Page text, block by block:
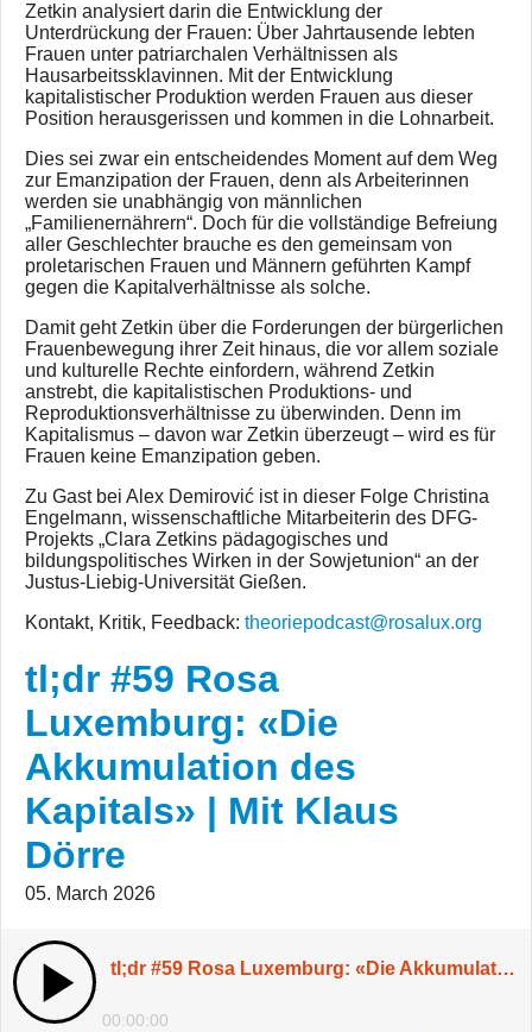
Zetkin analysiert darin die Entwicklung der
Unterdrückung der Frauen: Über Jahrtausende lebten
Frauen unter patriarchalen Verhältnissen als
Hausarbeitssklavinnen. Mit der Entwicklung
kapitalistischer Produktion werden Frauen aus dieser
Position herausgerissen und kommen in die Lohnarbeit.
Dies sei zwar ein entscheidendes Moment auf dem Weg
zur Emanzipation der Frauen, denn als Arbeiterinnen
werden sie unabhängig von männlichen
„Familienernährern“. Doch für die vollständige Befreiung
aller Geschlechter brauche es den gemeinsam von
proletarischen Frauen und Männern geführten Kampf
gegen die Kapitalverhältnisse als solche.
Damit geht Zetkin über die Forderungen der bürgerlichen
Frauenbewegung ihrer Zeit hinaus, die vor allem soziale
und kulturelle Rechte einfordern, während Zetkin
anstrebt, die kapitalistischen Produktions- und
Reproduktionsverhältnisse zu überwinden. Denn im
Kapitalismus – davon war Zetkin überzeugt – wird es für
Frauen keine Emanzipation geben.
Zu Gast bei Alex Demirović ist in dieser Folge Christina
Engelmann, wissenschaftliche Mitarbeiterin des DFG-
Projekts „Clara Zetkins pädagogisches und
bildungspolitisches Wirken in der Sowjetunion“ an der
Justus-Liebig-Universität Gießen.
Kontakt, Kritik, Feedback: theoriepodcast@rosalux.org
tl;dr #59 Rosa
Luxemburg: «Die
Akkumulation des
Kapitals» | Mit Klaus
Dörre
05. March 2026
tl;dr #59 Rosa Luxemburg: «Die Akkumulation des Kapitals» | Mit Klaus Dörre
00:00:00